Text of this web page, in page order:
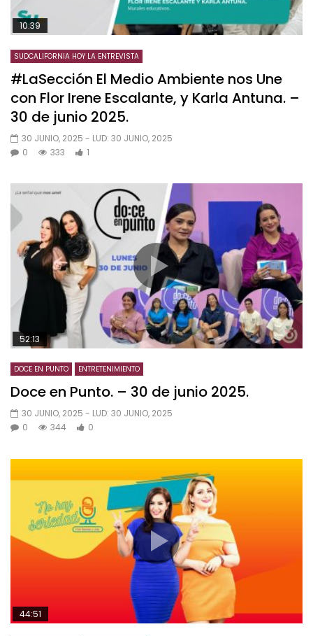
10:39
SUDCALIFORNIA HOY LA ENTREVISTA
#LaSección El Medio Ambiente nos Une
con Flor Irene Escalante, y Karla Antuna. –
30 de junio 2025.
30 JUNIO, 2025 - LUD: 30 JUNIO, 2025
0
333 1
52:13
DOCE EN PUNTO ENTRETENIMIENTO
Doce en Punto. – 30 de junio 2025.
30 JUNIO, 2025 - LUD: 30 JUNIO, 2025
0
344 0
44:51